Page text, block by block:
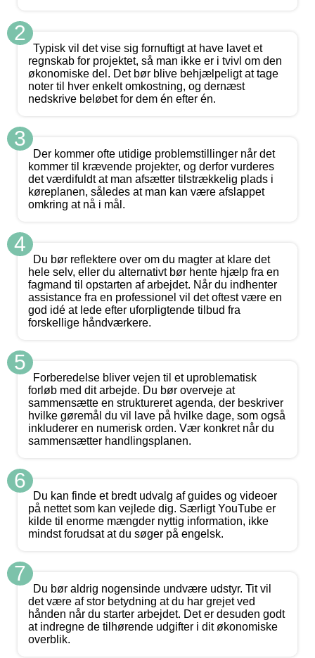
2
Typisk vil det vise sig fornuftigt at have lavet et
regnskab for projektet, så man ikke er i tvivl om den
økonomiske del. Det bør blive behjælpeligt at tage
noter til hver enkelt omkostning, og dernæst
nedskrive beløbet for dem én efter én.
3
Der kommer ofte utidige problemstillinger når det
kommer til krævende projekter, og derfor vurderes
det værdifuldt at man afsætter tilstrækkelig plads i
køreplanen, således at man kan være afslappet
omkring at nå i mål.
4
Du bør reflektere over om du magter at klare det
hele selv, eller du alternativt bør hente hjælp fra en
fagmand til opstarten af arbejdet. Når du indhenter
assistance fra en professionel vil det oftest være en
god idé at lede efter uforpligtende tilbud fra
forskellige håndværkere.
5
Forberedelse bliver vejen til et uproblematisk
forløb med dit arbejde. Du bør overveje at
sammensætte en struktureret agenda, der beskriver
hvilke gøremål du vil lave på hvilke dage, som også
inkluderer en numerisk orden. Vær konkret når du
sammensætter handlingsplanen.
6
Du kan finde et bredt udvalg af guides og videoer
på nettet som kan vejlede dig. Særligt YouTube er
kilde til enorme mængder nyttig information, ikke
mindst forudsat at du søger på engelsk.
7
Du bør aldrig nogensinde undvære udstyr. Tit vil
det være af stor betydning at du har grejet ved
hånden når du starter arbejdet. Det er desuden godt
at indregne de tilhørende udgifter i dit økonomiske
overblik.